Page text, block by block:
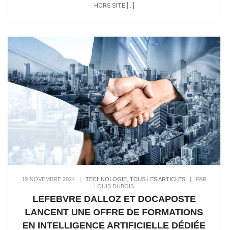
HORS SITE […]
19 NOVEMBRE 2024| TECHNOLOGIE, TOUS LES ARTICLES|
PAR
LOUIS DUBOIS
LEFEBVRE DALLOZ ET DOCAPOSTE
LANCENT UNE OFFRE DE FORMATIONS
EN INTELLIGENCE ARTIFICIELLE DÉDIÉE